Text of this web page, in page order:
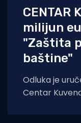
CENTAR
milijun
"Zaštita
baštine"
Odluka je
Centar